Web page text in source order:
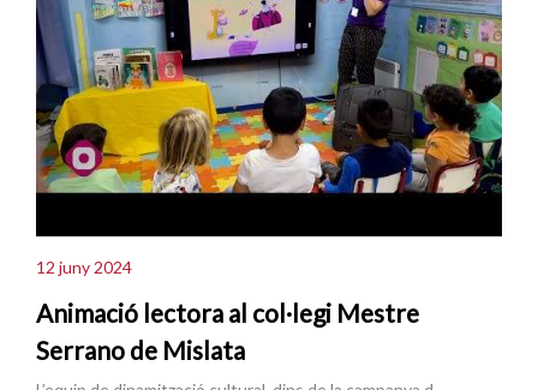
12 juny 2024
Animació lectora al col·legi Mestre
Serrano de Mislata